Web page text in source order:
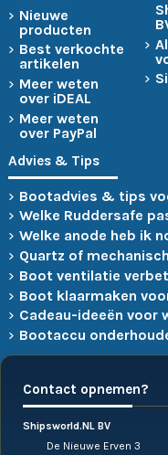
Nieuwe
producten
Best verkochte
artikelen
Meer weten
over iDEAL
Meer weten
over PayPal
Advies & Tips
Bootadvies & tips
Welke Ruddersafe
Welke anode heb ik
Quartz of
Boot ventilatie
Boot klaarmaken
Cadeau-ideeën voor
Bootaccu
Contact opnemen?
Shipsworld.NL BV
De Nieuwe Erven 3